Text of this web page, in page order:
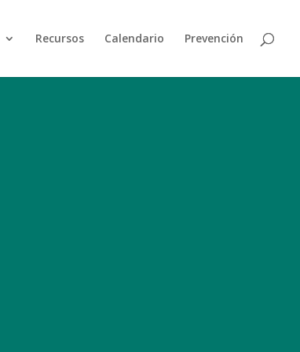
Recursos Calendario Prevención